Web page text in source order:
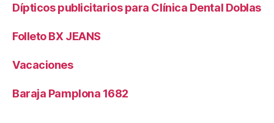
Dípticos publicitarios para Clínica Dental Doblas
Folleto BX JEANS
Vacaciones
Baraja Pamplona 1682